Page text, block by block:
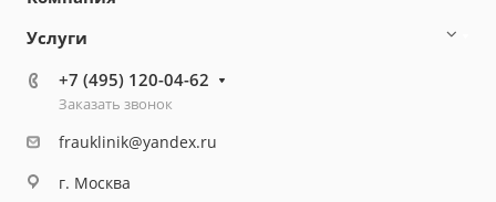
Услуги
+7 (495) 120-04-62
Заказать звонок
frauklinik@yandex.ru
г. Москва